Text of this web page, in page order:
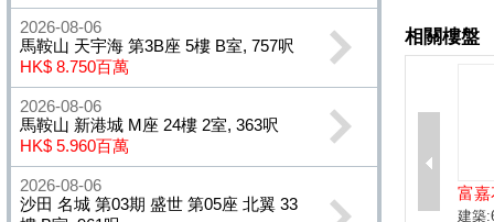
2026-08-06
馬鞍山 天宇海 第3B座 5樓 B室, 757呎
HK$ 8.750百萬
2026-08-06
馬鞍山 新港城 M座 24樓 2室, 363呎
HK$ 5.960百萬
2026-08-06
沙田 名城 第03期 盛世 第05座 北翼 33